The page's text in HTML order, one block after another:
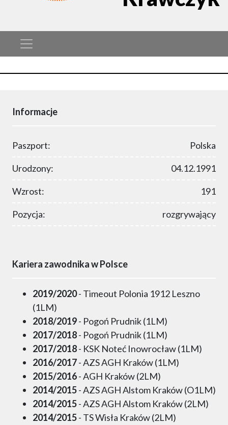
Informacje
Paszport: Polska
Urodzony: 04.12.1991
Wzrost: 191
Pozycja: rozgrywający
Kariera zawodnika w Polsce
2019/2020- Timeout Polonia 1912 Leszno
(1LM)
2018/2019- Pogoń Prudnik (1LM)
2017/2018- Pogoń Prudnik (1LM)
2017/2018- KSK Noteć Inowrocław (1LM)
2016/2017- AZS AGH Kraków (1LM)
2015/2016- AGH Kraków (2LM)
2014/2015- AZS AGH Alstom Kraków (O1LM)
2014/2015- AZS AGH Alstom Kraków (2LM)
2014/2015- TS Wisła Kraków (2LM)